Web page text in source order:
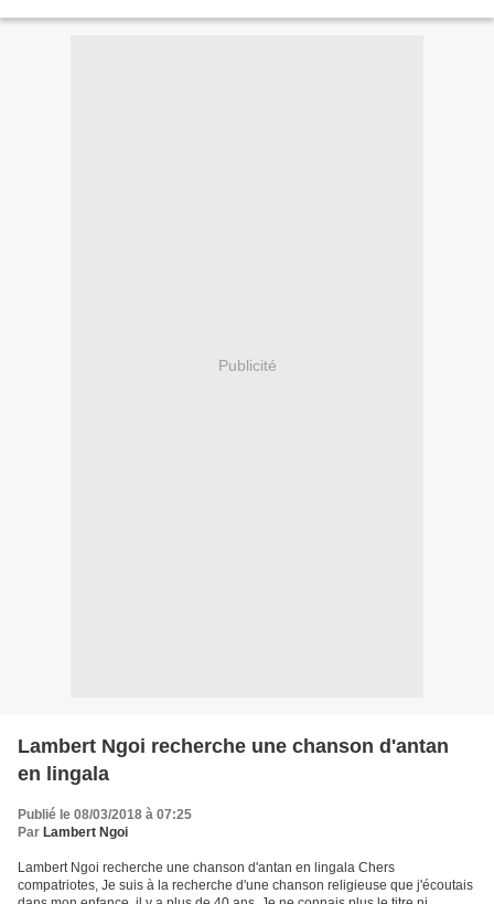
Publicité
Lambert Ngoi recherche une chanson d'antan
en lingala
Publié le 08/03/2018 à 07:25
Par Lambert Ngoi
Lambert Ngoi recherche une chanson d'antan en lingala Chers
compatriotes, Je suis à la recherche d'une chanson religieuse que j'écoutais